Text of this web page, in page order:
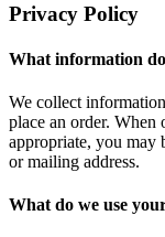
Privacy Policy
What information
We collect
place an order. When
appropriate, you may
or mailing address.
What do we use